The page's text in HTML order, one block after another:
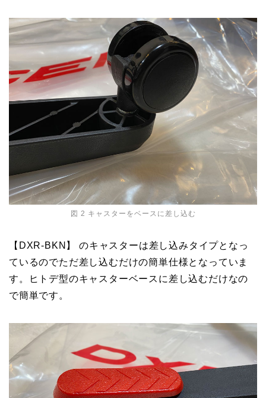
図 2 キャスターをベースに差し込む
【DXR-BKN】 のキャスターは差し込みタイプとなっ
ているのでただ差し込むだけの簡単仕様となっていま
す。ヒトデ型のキャスターベースに差し込むだけなの
で簡単です。